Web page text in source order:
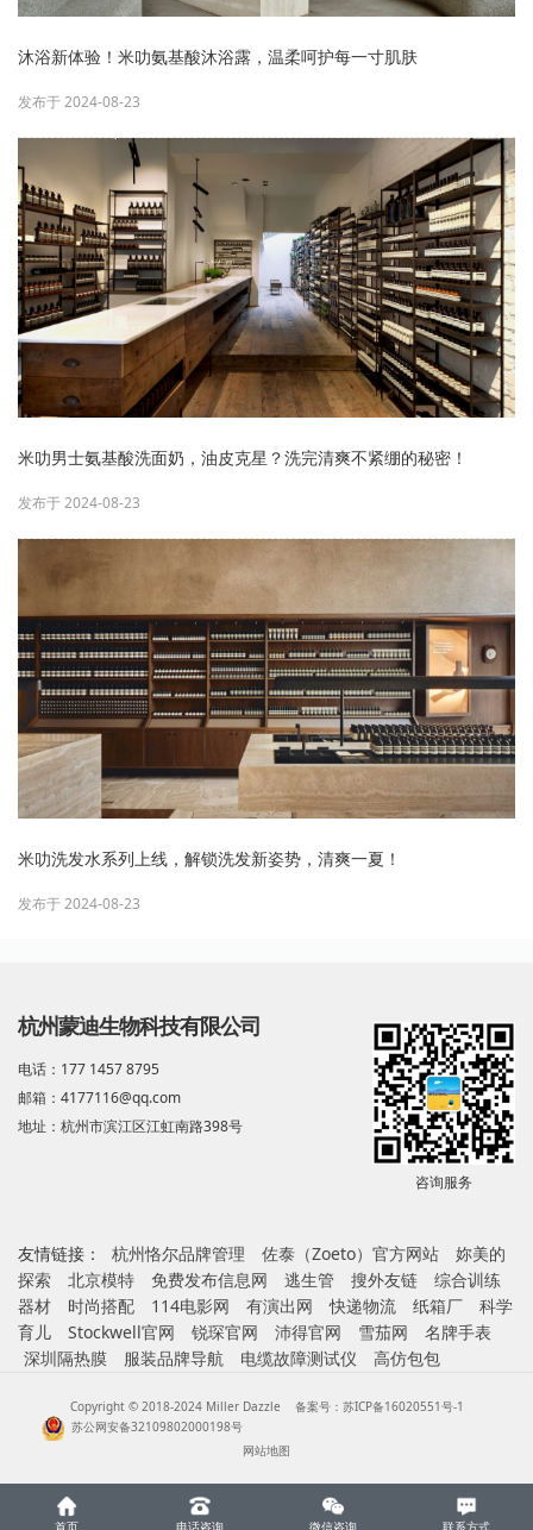
沐浴新体验！米叻氨基酸沐浴露，温柔呵护每一寸肌肤
发布于 2024-08-23
米叻男士氨基酸洗面奶，油皮克星？洗完清爽不紧绷的秘密！
发布于 2024-08-23
米叻洗发水系列上线，解锁洗发新姿势，清爽一夏！
发布于 2024-08-23
杭州蒙迪生物科技有限公司
电话：177 1457 8795
邮箱：4177116@qq.com
地址：杭州市滨江区江虹南路398号
咨询服务
友情链接： 杭州恪尔品牌管理 佐泰（Zoeto）官方网站
妳美的
探索
北京模特 免费发布信息网 逃生管 搜外友链
综合训练
器材
时尚搭配 114电影网 有演出网 快递物流 纸箱厂
科学
育儿
Stockwell官网 锐琛官网 沛得官网 雪茄网
名牌手表
深圳隔热膜
服装品牌导航 电缆故障测试仪 高仿包包
Copyright © 2018-2024 Miller Dazzle 备案号：苏ICP备16020551号-1
苏公网安备32109802000198号
网站地图
首页 电话咨询 微信咨询 联系方式